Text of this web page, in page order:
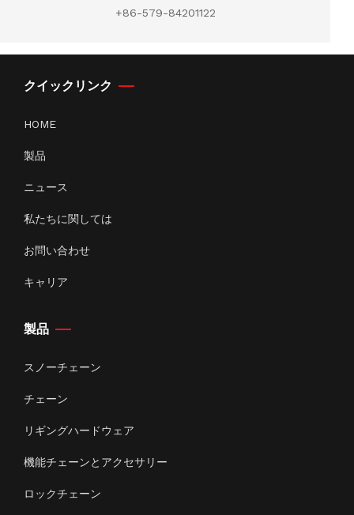
+86-579-84201122
クイックリンク
HOME
製品
ニュース
私たちに関しては
お問い合わせ
キャリア
製品
スノーチェーン
チェーン
リギングハードウェア
機能チェーンとアクセサリー
ロックチェーン